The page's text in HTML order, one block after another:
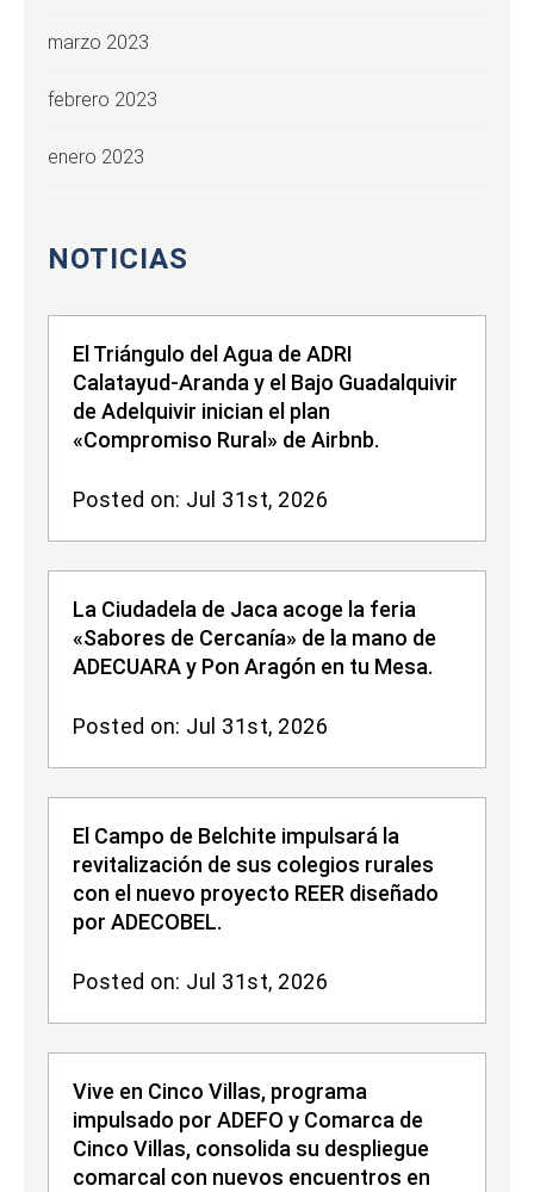
marzo 2023
febrero 2023
enero 2023
NOTICIAS
El Triángulo del Agua de ADRI
Calatayud-Aranda y el Bajo Guadalquivir
de Adelquivir inician el plan
«Compromiso Rural» de Airbnb.
Posted on: Jul 31st, 2026
La Ciudadela de Jaca acoge la feria
«Sabores de Cercanía» de la mano de
ADECUARA y Pon Aragón en tu Mesa.
Posted on: Jul 31st, 2026
El Campo de Belchite impulsará la
revitalización de sus colegios rurales
con el nuevo proyecto REER diseñado
por ADECOBEL.
Posted on: Jul 31st, 2026
Vive en Cinco Villas, programa
impulsado por ADEFO y Comarca de
Cinco Villas, consolida su despliegue
comarcal con nuevos encuentros en